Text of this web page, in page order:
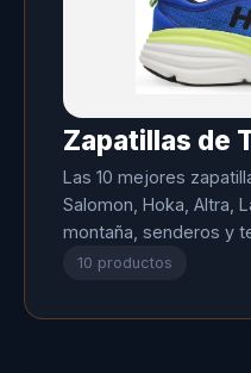
Zapatillas de
Las 10 mejores
Salomon, Hoka, Altra,
montaña, senderos y
10 productos